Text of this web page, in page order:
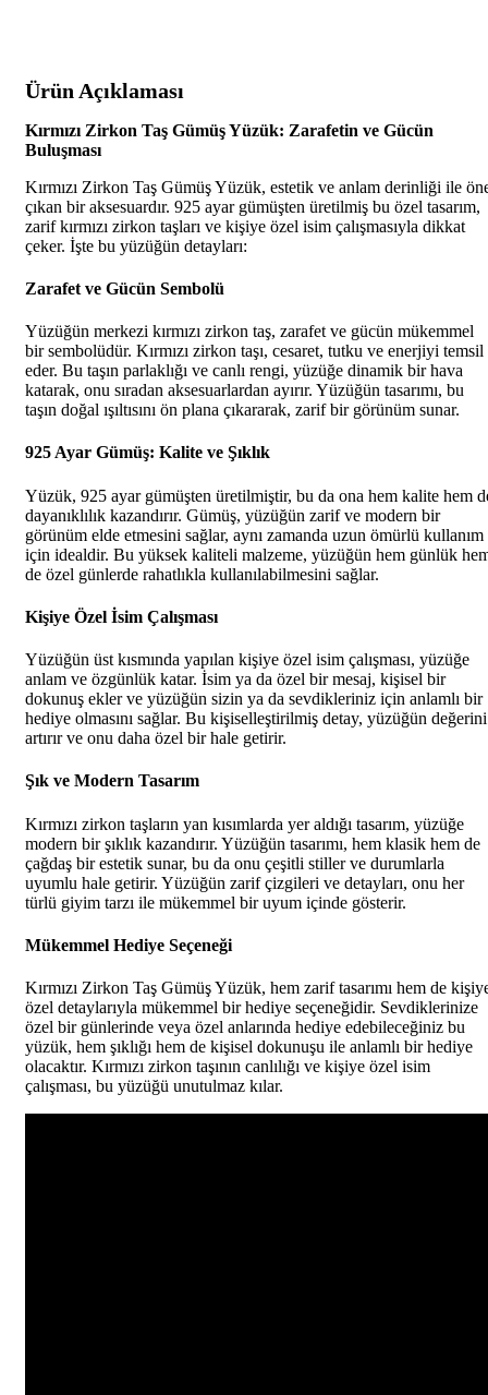
Ürün Açıklaması
Kırmızı Zirkon Taş Gümüş Yüzük: Zarafetin ve Gücün
Buluşması
Kırmızı Zirkon Taş Gümüş Yüzük, estetik ve anlam derinliği ile
çıkan bir aksesuardır. 925 ayar gümüşten üretilmiş bu özel tasarım,
zarif kırmızı zirkon taşları ve kişiye özel isim çalışmasıyla dikkat
çeker. İşte bu yüzüğün detayları:
Zarafet ve Gücün Sembolü
Yüzüğün merkezi kırmızı zirkon taş, zarafet ve gücün mükemmel
bir sembolüdür. Kırmızı zirkon taşı, cesaret, tutku ve enerjiyi temsil
eder. Bu taşın parlaklığı ve canlı rengi, yüzüğe dinamik bir hava
katarak, onu sıradan aksesuarlardan ayırır. Yüzüğün tasarımı, bu
taşın doğal ışıltısını ön plana çıkararak, zarif bir görünüm sunar.
925 Ayar Gümüş: Kalite ve Şıklık
Yüzük, 925 ayar gümüşten üretilmiştir, bu da ona hem kalite hem
dayanıklılık kazandırır. Gümüş, yüzüğün zarif ve modern bir
görünüm elde etmesini sağlar, aynı zamanda uzun ömürlü kullanım
için idealdir. Bu yüksek kaliteli malzeme, yüzüğün hem günlük
de özel günlerde rahatlıkla kullanılabilmesini sağlar.
Kişiye Özel İsim Çalışması
Yüzüğün üst kısmında yapılan kişiye özel isim çalışması, yüzüğe
anlam ve özgünlük katar. İsim ya da özel bir mesaj, kişisel bir
dokunuş ekler ve yüzüğün sizin ya da sevdikleriniz için anlamlı bir
hediye olmasını sağlar. Bu kişiselleştirilmiş detay, yüzüğün değerini
artırır ve onu daha özel bir hale getirir.
Şık ve Modern Tasarım
Kırmızı zirkon taşların yan kısımlarda yer aldığı tasarım, yüzüğe
modern bir şıklık kazandırır. Yüzüğün tasarımı, hem klasik hem de
çağdaş bir estetik sunar, bu da onu çeşitli stiller ve durumlarla
uyumlu hale getirir. Yüzüğün zarif çizgileri ve detayları, onu her
türlü giyim tarzı ile mükemmel bir uyum içinde gösterir.
Mükemmel Hediye Seçeneği
Kırmızı Zirkon Taş Gümüş Yüzük, hem zarif tasarımı hem de
özel detaylarıyla mükemmel bir hediye seçeneğidir. Sevdiklerinize
özel bir günlerinde veya özel anlarında hediye edebileceğiniz bu
yüzük, hem şıklığı hem de kişisel dokunuşu ile anlamlı bir hediye
olacaktır. Kırmızı zirkon taşının canlılığı ve kişiye özel isim
çalışması, bu yüzüğü unutulmaz kılar.